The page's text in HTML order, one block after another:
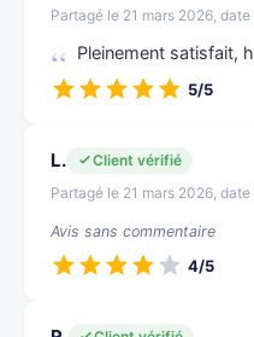
Partagé le 21 mars 2026,
Pleinement satisfait,
5/5
L.
Client vérifié
Partagé le 21 mars 2026,
Avis sans commentaire
4/5